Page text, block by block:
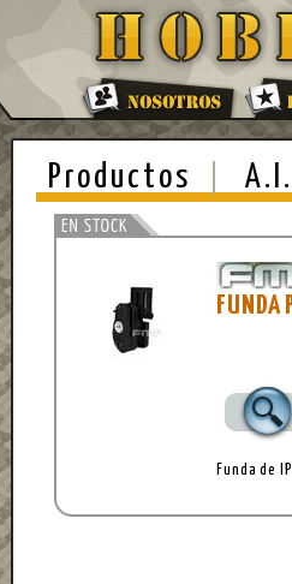
Productos
FUNDA
Funda de